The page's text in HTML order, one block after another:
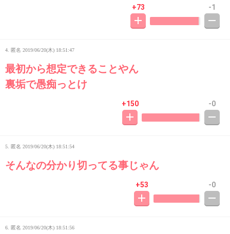
+73 -1
4. 匿名 2019/06/20(木) 18:51:47
最初から想定できることやん
裏垢で愚痴っとけ
+150 -0
5. 匿名 2019/06/20(木) 18:51:54
そんなの分かり切ってる事じゃん
+53 -0
6. 匿名 2019/06/20(木) 18:51:56